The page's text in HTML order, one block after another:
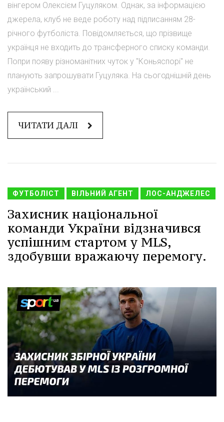
вінгером Олексієм Гуцуляком. Однак, за інформацією
джерела, клуб не веде роботу над підписанням 28-
річного футболіста. Повідомляється, що прізвище
українця не входить до трансферного списку команди.
Попри появу різноманітних чуток у "Коньяспорі" не
планують запрошувати Гуцуляка. На сьогоднішній день
український ...
ЧИТАТИ ДАЛІ
ФУТБОЛІСТ ВІЛЬНИЙ АГЕНТ ЛОС-АНДЖЕЛЕС
Захисник національної
команди України відзначився
успішним стартом у MLS,
здобувши вражаючу перемогу.